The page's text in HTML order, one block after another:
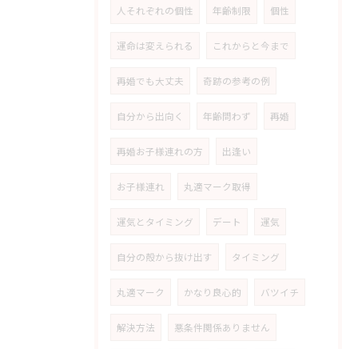
人それぞれの個性 年齢制限 個性
運命は変えられる これからと今まで
再婚でも大丈夫 奇跡の参考の例
自分から出向く 年齢問わず 再婚
再婚お子様連れの方 出逢い
お子様連れ 丸適マーク取得
運気とタイミング デート 運気
自分の殻から抜け出す タイミング
丸適マーク かなり良心的 バツイチ
解決方法 悪条件関係ありません